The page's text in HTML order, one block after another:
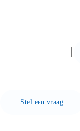
Stel een vraag